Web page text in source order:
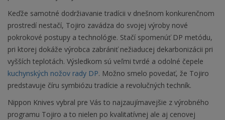
Keďže samotné dodržiavanie tradícii v dnešnom konkurenčnom
prostredí nestačí, Tojiro zavádza do svojej výroby nové
pokrokové postupy a technológie. Stačí spomenúť DP metódu,
pri ktorej dokáže výrobca zabrániť nežiaducej dekarbonizácii pri
vyšších teplotách. Výsledkom sú veľmi tvrdé a odolné čepele
kuchynských nožov rady DP. Možno smelo povedať, že Tojiro
predstavuje číru symbiózu tradície a revolučných techník.
Nippon Knives vybral pre Vás to najzaujímavejšie z výrobného
programu Tojiro a to nielen po kvalitatívnej ale aj cenovej